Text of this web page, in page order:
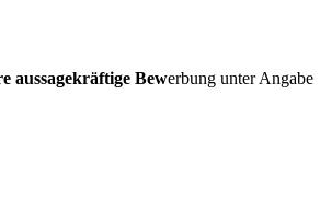
aussagekräftige Bewerbung unter Angabe